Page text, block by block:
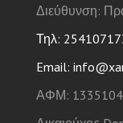
Διεύθυνση:
Τηλ:
Email:
ΑΦΜ: